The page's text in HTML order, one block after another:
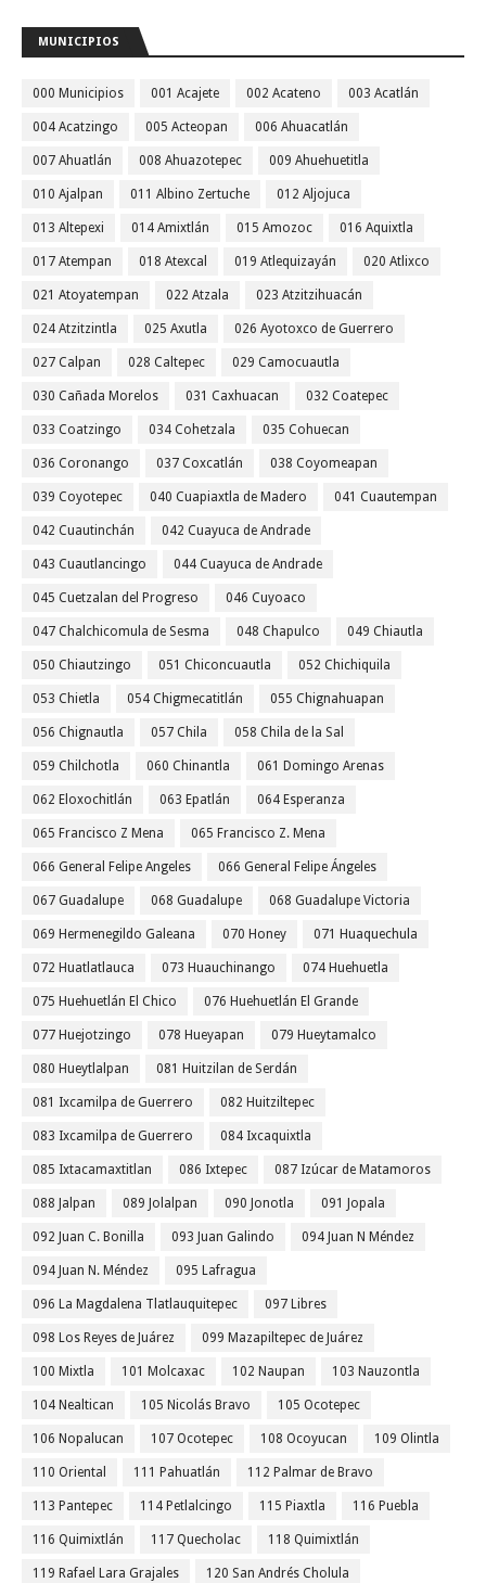
MUNICIPIOS
000 Municipios 001 Acajete 002 Acateno 003 Acatlán
004 Acatzingo 005 Acteopan 006 Ahuacatlán
007 Ahuatlán 008 Ahuazotepec 009 Ahuehuetitla
010 Ajalpan 011 Albino Zertuche 012 Aljojuca
013 Altepexi 014 Amixtlán 015 Amozoc 016 Aquixtla
017 Atempan 018 Atexcal 019 Atlequizayán 020 Atlixco
021 Atoyatempan 022 Atzala 023 Atzitzihuacán
024 Atzitzintla 025 Axutla 026 Ayotoxco de Guerrero
027 Calpan 028 Caltepec 029 Camocuautla
030 Cañada Morelos 031 Caxhuacan 032 Coatepec
033 Coatzingo 034 Cohetzala 035 Cohuecan
036 Coronango 037 Coxcatlán 038 Coyomeapan
039 Coyotepec 040 Cuapiaxtla de Madero 041 Cuautempan
042 Cuautinchán 042 Cuayuca de Andrade
043 Cuautlancingo 044 Cuayuca de Andrade
045 Cuetzalan del Progreso 046 Cuyoaco
047 Chalchicomula de Sesma 048 Chapulco 049 Chiautla
050 Chiautzingo 051 Chiconcuautla 052 Chichiquila
053 Chietla 054 Chigmecatitlán 055 Chignahuapan
056 Chignautla 057 Chila 058 Chila de la Sal
059 Chilchotla 060 Chinantla 061 Domingo Arenas
062 Eloxochitlán 063 Epatlán 064 Esperanza
065 Francisco Z Mena 065 Francisco Z. Mena
066 General Felipe Angeles 066 General Felipe Ángeles
067 Guadalupe 068 Guadalupe 068 Guadalupe Victoria
069 Hermenegildo Galeana 070 Honey 071 Huaquechula
072 Huatlatlauca 073 Huauchinango 074 Huehuetla
075 Huehuetlán El Chico 076 Huehuetlán El Grande
077 Huejotzingo 078 Hueyapan 079 Hueytamalco
080 Hueytlalpan 081 Huitzilan de Serdán
081 Ixcamilpa de Guerrero 082 Huitziltepec
083 Ixcamilpa de Guerrero 084 Ixcaquixtla
085 Ixtacamaxtitlan 086 Ixtepec 087 Izúcar de Matamoros
088 Jalpan 089 Jolalpan 090 Jonotla 091 Jopala
092 Juan C. Bonilla 093 Juan Galindo 094 Juan N Méndez
094 Juan N. Méndez 095 Lafragua
096 La Magdalena Tlatlauquitepec 097 Libres
098 Los Reyes de Juárez 099 Mazapiltepec de Juárez
100 Mixtla 101 Molcaxac 102 Naupan 103 Nauzontla
104 Nealtican 105 Nicolás Bravo 105 Ocotepec
106 Nopalucan 107 Ocotepec 108 Ocoyucan 109 Olintla
110 Oriental 111 Pahuatlán 112 Palmar de Bravo
113 Pantepec 114 Petlalcingo 115 Piaxtla 116 Puebla
116 Quimixtlán 117 Quecholac 118 Quimixtlán
119 Rafael Lara Grajales 120 San Andrés Cholula